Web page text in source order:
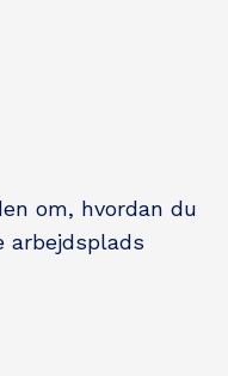
om, hvordan du
arbejdsplads